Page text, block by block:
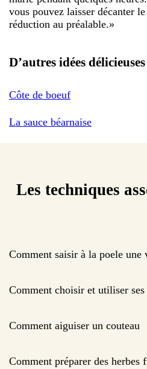
vous pouvez laisser décanter
réduction au préalable.»
D’autres idées délicieuses
Côte de boeuf
La sauce béarnaise
Les techniques
Comment saisir à la poele une
Comment choisir et utiliser ses
Comment aiguiser un couteau
Comment préparer des herbes